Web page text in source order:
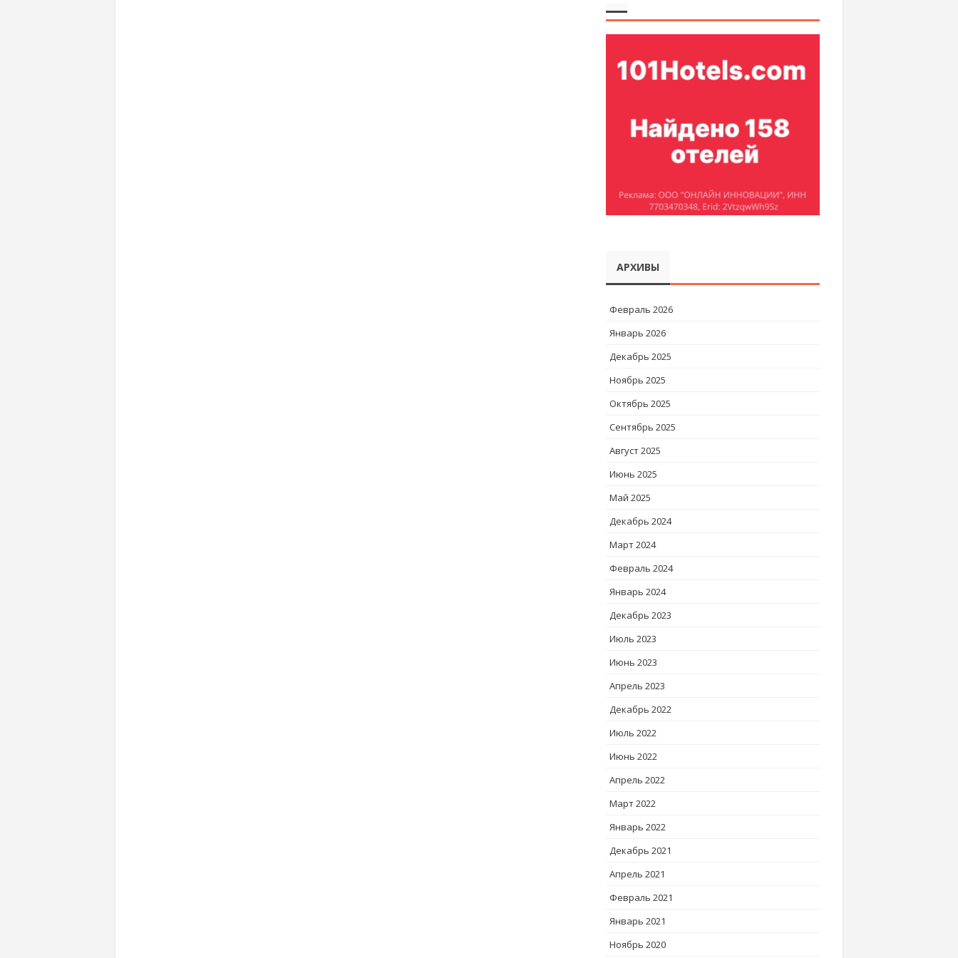
АРХИВЫ
Февраль 2026
Январь 2026
Декабрь 2025
Ноябрь 2025
Октябрь 2025
Сентябрь 2025
Август 2025
Июнь 2025
Май 2025
Декабрь 2024
Март 2024
Февраль 2024
Январь 2024
Декабрь 2023
Июль 2023
Июнь 2023
Апрель 2023
Декабрь 2022
Июль 2022
Июнь 2022
Апрель 2022
Март 2022
Январь 2022
Декабрь 2021
Апрель 2021
Февраль 2021
Январь 2021
Ноябрь 2020